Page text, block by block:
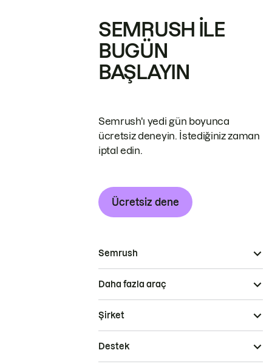
SEMRUSH ILE
BUGÜN
BAŞLAYIN
Semrush'ı yedi gün boyunca
ücretsiz deneyin. İstediğiniz zaman
iptal edin.
Ücretsiz dene
Semrush
Daha fazla araç
Şirket
Destek